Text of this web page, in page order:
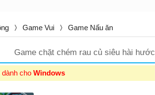
Game Vui Game Nấu ăn
Game chặt chém rau củ siêu hài hước
cho Windows